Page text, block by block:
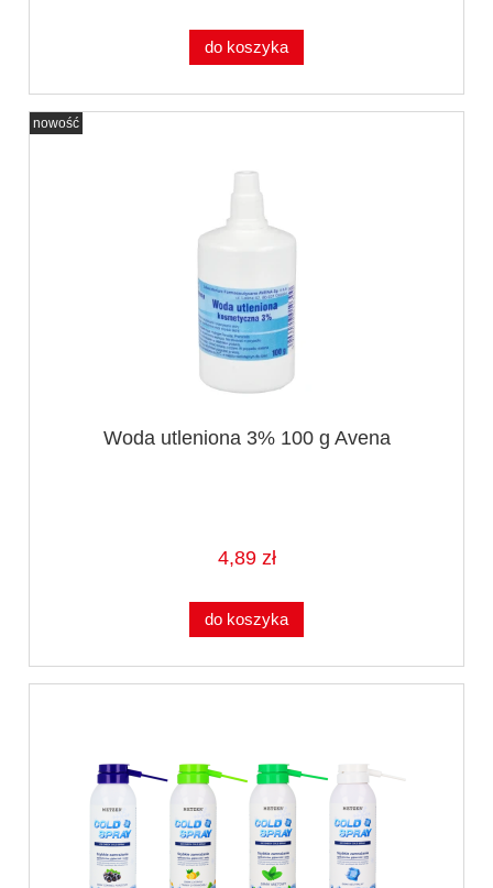
do koszyka
Woda utleniona 3% 100 g Avena
4,89 zł
do koszyka
nowość